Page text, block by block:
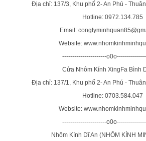
Địa chỉ: 137/3, Khu phố 2- An Phú -
Hotline: 0972.134.785
Email:
Website:
----------------------
Cửa Nhôm Kính XingFa Bình
Địa chỉ: 137/1, Khu phố 2- An Phú -
Hotline: 0703.584.047
Website:
----------------------
Nhôm Kính Dĩ An (NHÔM KÍNH